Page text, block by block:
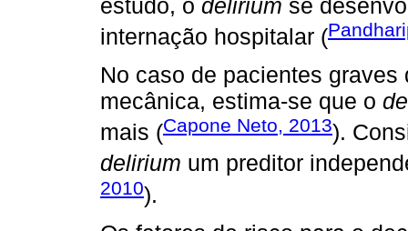
internação hospitalar (
No caso de pacientes
mecânica, estima-se que o
mais (Capone Neto, 2013).
delirium um preditor
2010).